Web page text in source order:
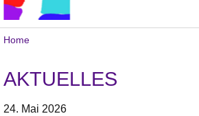
Home
AKTUELLES
24. Mai 2026